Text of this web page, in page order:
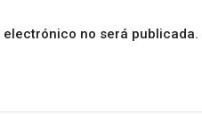
no será publicada.